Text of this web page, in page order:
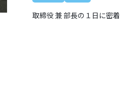
取締役 兼 部長の１日に密着